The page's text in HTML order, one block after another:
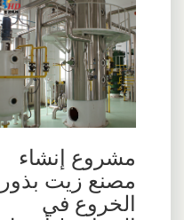
مشروع إنشاء
مصنع زيت بذور
الخروع في